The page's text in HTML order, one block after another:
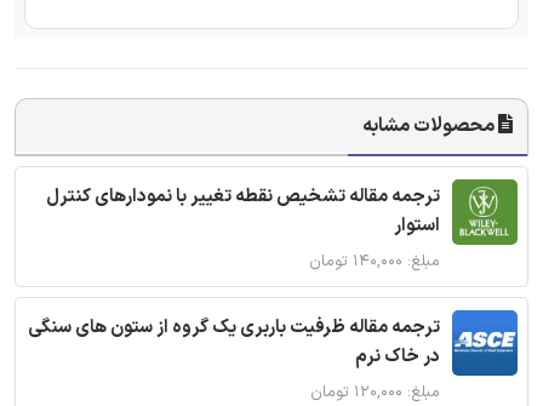
محصولات مشابه
ترجمه مقاله تشخیص نقطه تغییر با نمودارهای کنترل
استوار
مبلغ: ۱۴۰,۰۰۰ تومان
ترجمه مقاله ظرفیت باربری یک گروه از ستون های سنگی
در خاک نرم
مبلغ: ۱۲۰,۰۰۰ تومان